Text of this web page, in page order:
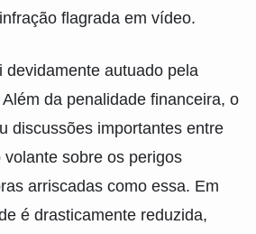
flagrada em vídeo.
devidamente autuado pela
da penalidade financeira, o
discussões importantes entre
sobre os perigos
arriscadas como essa. Em
é drasticamente reduzida,